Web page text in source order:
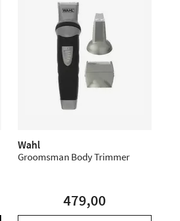
Wahl
Groomsman Body Trimmer
479,00